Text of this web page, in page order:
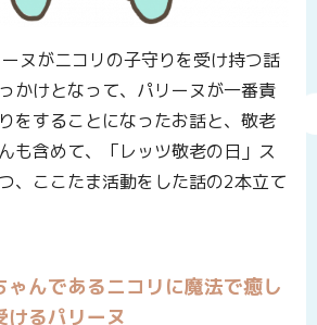
ヌがニコリの子守りを受け持つ話
かけとなって、パリーヌが一番責
をすることになったお話と、敬老
も含めて、「レッツ敬老の日」ス
、ここたま活動をした話の2本立て
ゃんであるニコリに魔法で癒し
けるパリーヌ